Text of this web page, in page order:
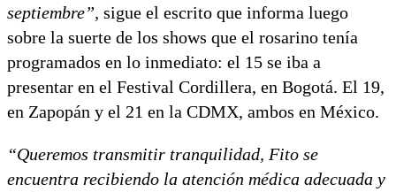
septiembre”, sigue el escrito que informa luego
sobre la suerte de los shows que el rosarino tenía
programados en lo inmediato: el 15 se iba a
presentar en el Festival Cordillera, en Bogotá. El 19,
en Zapopán y el 21 en la CDMX, ambos en México.
“Queremos transmitir tranquilidad, Fito se
encuentra recibiendo la atención médica adecuada y